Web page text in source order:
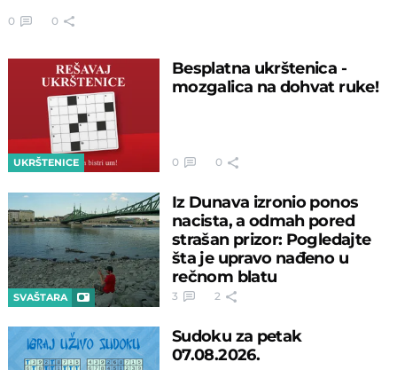
0 0
UKRŠTENICE
Besplatna ukrštenica -
mozgalica na dohvat ruke!
0 0
SVAŠTARA
Iz Dunava izronio ponos
nacista, a odmah pored
strašan prizor: Pogledajte
šta je upravo nađeno u
rečnom blatu
3 2
Sudoku za petak
07.08.2026.